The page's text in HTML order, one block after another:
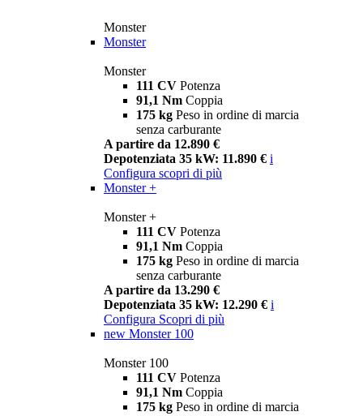
Monster
Monster
Monster
111 CV Potenza
91,1 Nm Coppia
175 kg Peso in ordine di marcia
senza carburante
A partire da 12.890 €
Depotenziata 35 kW: 11.890 € i
Configura scopri di più
Monster +
Monster +
111 CV Potenza
91,1 Nm Coppia
175 kg Peso in ordine di marcia
senza carburante
A partire da 13.290 €
Depotenziata 35 kW: 12.290 € i
Configura Scopri di più
new Monster 100
Monster 100
111 CV Potenza
91,1 Nm Coppia
175 kg Peso in ordine di marcia